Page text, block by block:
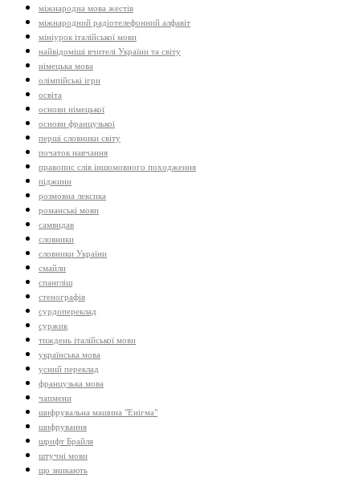
міжнародна мова жестів
міжнародний радіотелефонний алфавіт
мініурок італійської мови
найвідоміші вчителі України та світу
німецька мова
олімпійські ігри
освіта
основи німецької
основи французької
перші словники світу
початок навчання
правопис слів іншомовного походження
піджини
розмовна лексика
романські мови
самвидав
словники
словники України
смайли
спангліш
стенографія
сурдопереклад
суржик
тиждень італійської мови
українська мова
усний переклад
французька мова
чапмени
шифрувальна машина "Енігма"
шифрування
шрифт Брайля
штучні мови
що зникають